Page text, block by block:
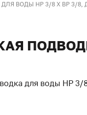
ДЛЯ ВОДЫ НР 3/8 Х ВР 3/8,